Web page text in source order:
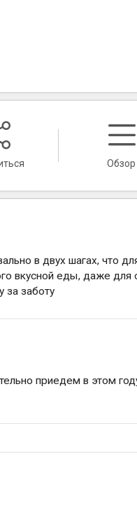
Обзор
в двух шагах, что
вкусной еды, даже для
за заботу
приедем в этом